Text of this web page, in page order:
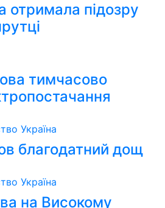
отримала підозру
тимчасово
Україна
благодатний дощ
Україна
на Високому